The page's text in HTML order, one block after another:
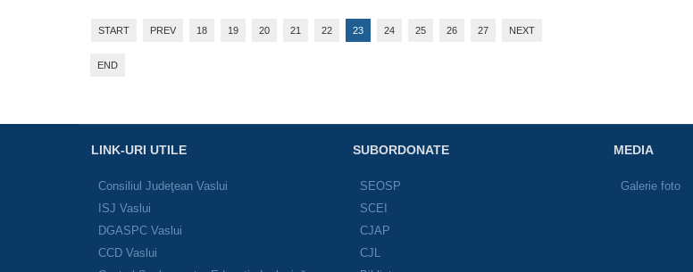
START PREV 18 19 20 21 22 23 24 25 26 27 NEXT
END
LINK-URI UTILE
Consiliul Judeţean Vaslui
ISJ Vaslui
DGASPC Vaslui
CCD Vaslui
SUBORDONATE
SEOSP
SCEI
CJAP
CJL
MEDIA
Galerie foto